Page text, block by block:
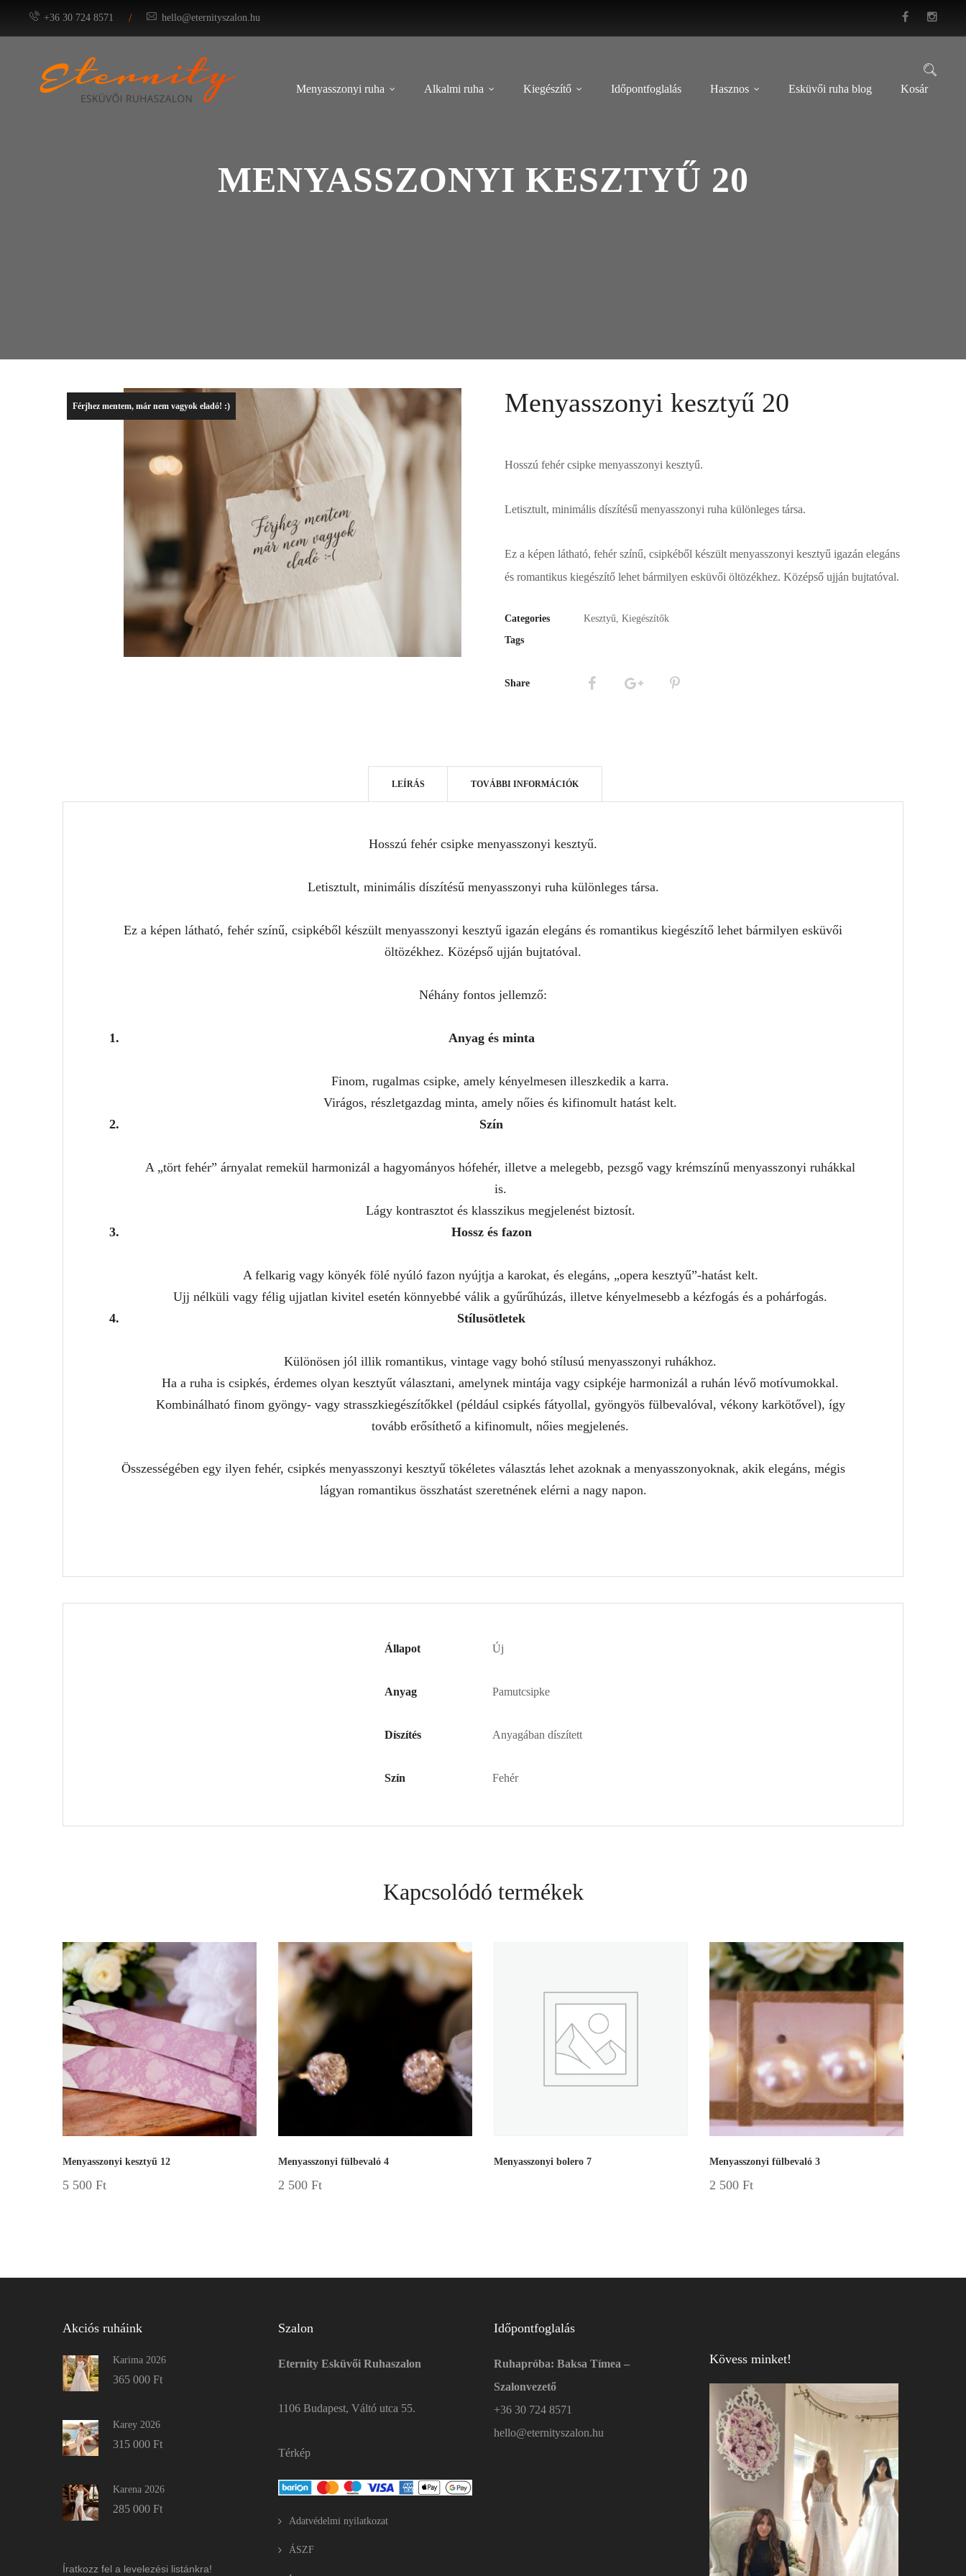
+36 30 724 8571 / hello@eternityszalon.hu
Menyasszonyi ruha Alkalmi ruha Kiegészítő Időpontfoglalás Hasznos Esküvői ruha blog Kosár
MENYASSZONYI KESZTYŰ 20
Férjhez mentem, már nem vagyok eladó! :) Menyasszonyi kesztyű 20
Hosszú fehér csipke menyasszonyi kesztyű.
Letisztult, minimális díszítésű menyasszonyi ruha különleges társa.
Ez a képen látható, fehér színű, csipkéből készült menyasszonyi kesztyű igazán elegáns
és romantikus kiegészítő lehet bármilyen esküvői öltözékhez. Középső ujján bujtatóval.
Categories Kesztyű, Kiegészítők
Tags
Share
LEÍRÁS TOVÁBBI INFORMÁCIÓK
Hosszú fehér csipke menyasszonyi kesztyű.
Letisztult, minimális díszítésű menyasszonyi ruha különleges társa.
Ez a képen látható, fehér színű, csipkéből készült menyasszonyi kesztyű igazán elegáns és romantikus kiegészítő lehet bármilyen esküvői
öltözékhez. Középső ujján bujtatóval.
Néhány fontos jellemző:
Anyag és minta
Finom, rugalmas csipke, amely kényelmesen illeszkedik a karra.
Virágos, részletgazdag minta, amely nőies és kifinomult hatást kelt.
Szín
A „tört fehér” árnyalat remekül harmonizál a hagyományos hófehér, illetve a melegebb, pezsgő vagy krémszínű menyasszonyi ruhákkal
is.
Lágy kontrasztot és klasszikus megjelenést biztosít.
Hossz és fazon
A felkarig vagy könyék fölé nyúló fazon nyújtja a karokat, és elegáns, „opera kesztyű”-hatást kelt.
Ujj nélküli vagy félig ujjatlan kivitel esetén könnyebbé válik a gyűrűhúzás, illetve kényelmesebb a kézfogás és a pohárfogás.
Stílusötletek
Különösen jól illik romantikus, vintage vagy bohó stílusú menyasszonyi ruhákhoz.
Ha a ruha is csipkés, érdemes olyan kesztyűt választani, amelynek mintája vagy csipkéje harmonizál a ruhán lévő motívumokkal.
Kombinálható finom gyöngy- vagy strasszkiegészítőkkel (például csipkés fátyollal, gyöngyös fülbevalóval, vékony karkötővel), így
tovább erősíthető a kifinomult, nőies megjelenés.
Összességében egy ilyen fehér, csipkés menyasszonyi kesztyű tökéletes választás lehet azoknak a menyasszonyoknak, akik elegáns, mégis
lágyan romantikus összhatást szeretnének elérni a nagy napon.
Állapot Új
Anyag Pamutcsipke
Díszítés Anyagában díszített
Szín Fehér
Kapcsolódó termékek
Menyasszonyi kesztyű 12
5 500 Ft
Menyasszonyi fülbevaló 4
2 500 Ft
Menyasszonyi bolero 7 Menyasszonyi fülbevaló 3
2 500 Ft
Akciós ruháink
Karima 2026
365 000 Ft
Karey 2026
315 000 Ft
Karena 2026
285 000 Ft
Íratkozz fel a levelezési listánkra!
Szalon
Eternity Esküvői Ruhaszalon
1106 Budapest, Váltó utca 55.
Térkép
Adatvédelmi nyilatkozat
ÁSZF
Időpontfoglalás
Ruhapróba: Baksa Tímea –
Szalonvezető
+36 30 724 8571
hello@eternityszalon.hu
Kövess minket!